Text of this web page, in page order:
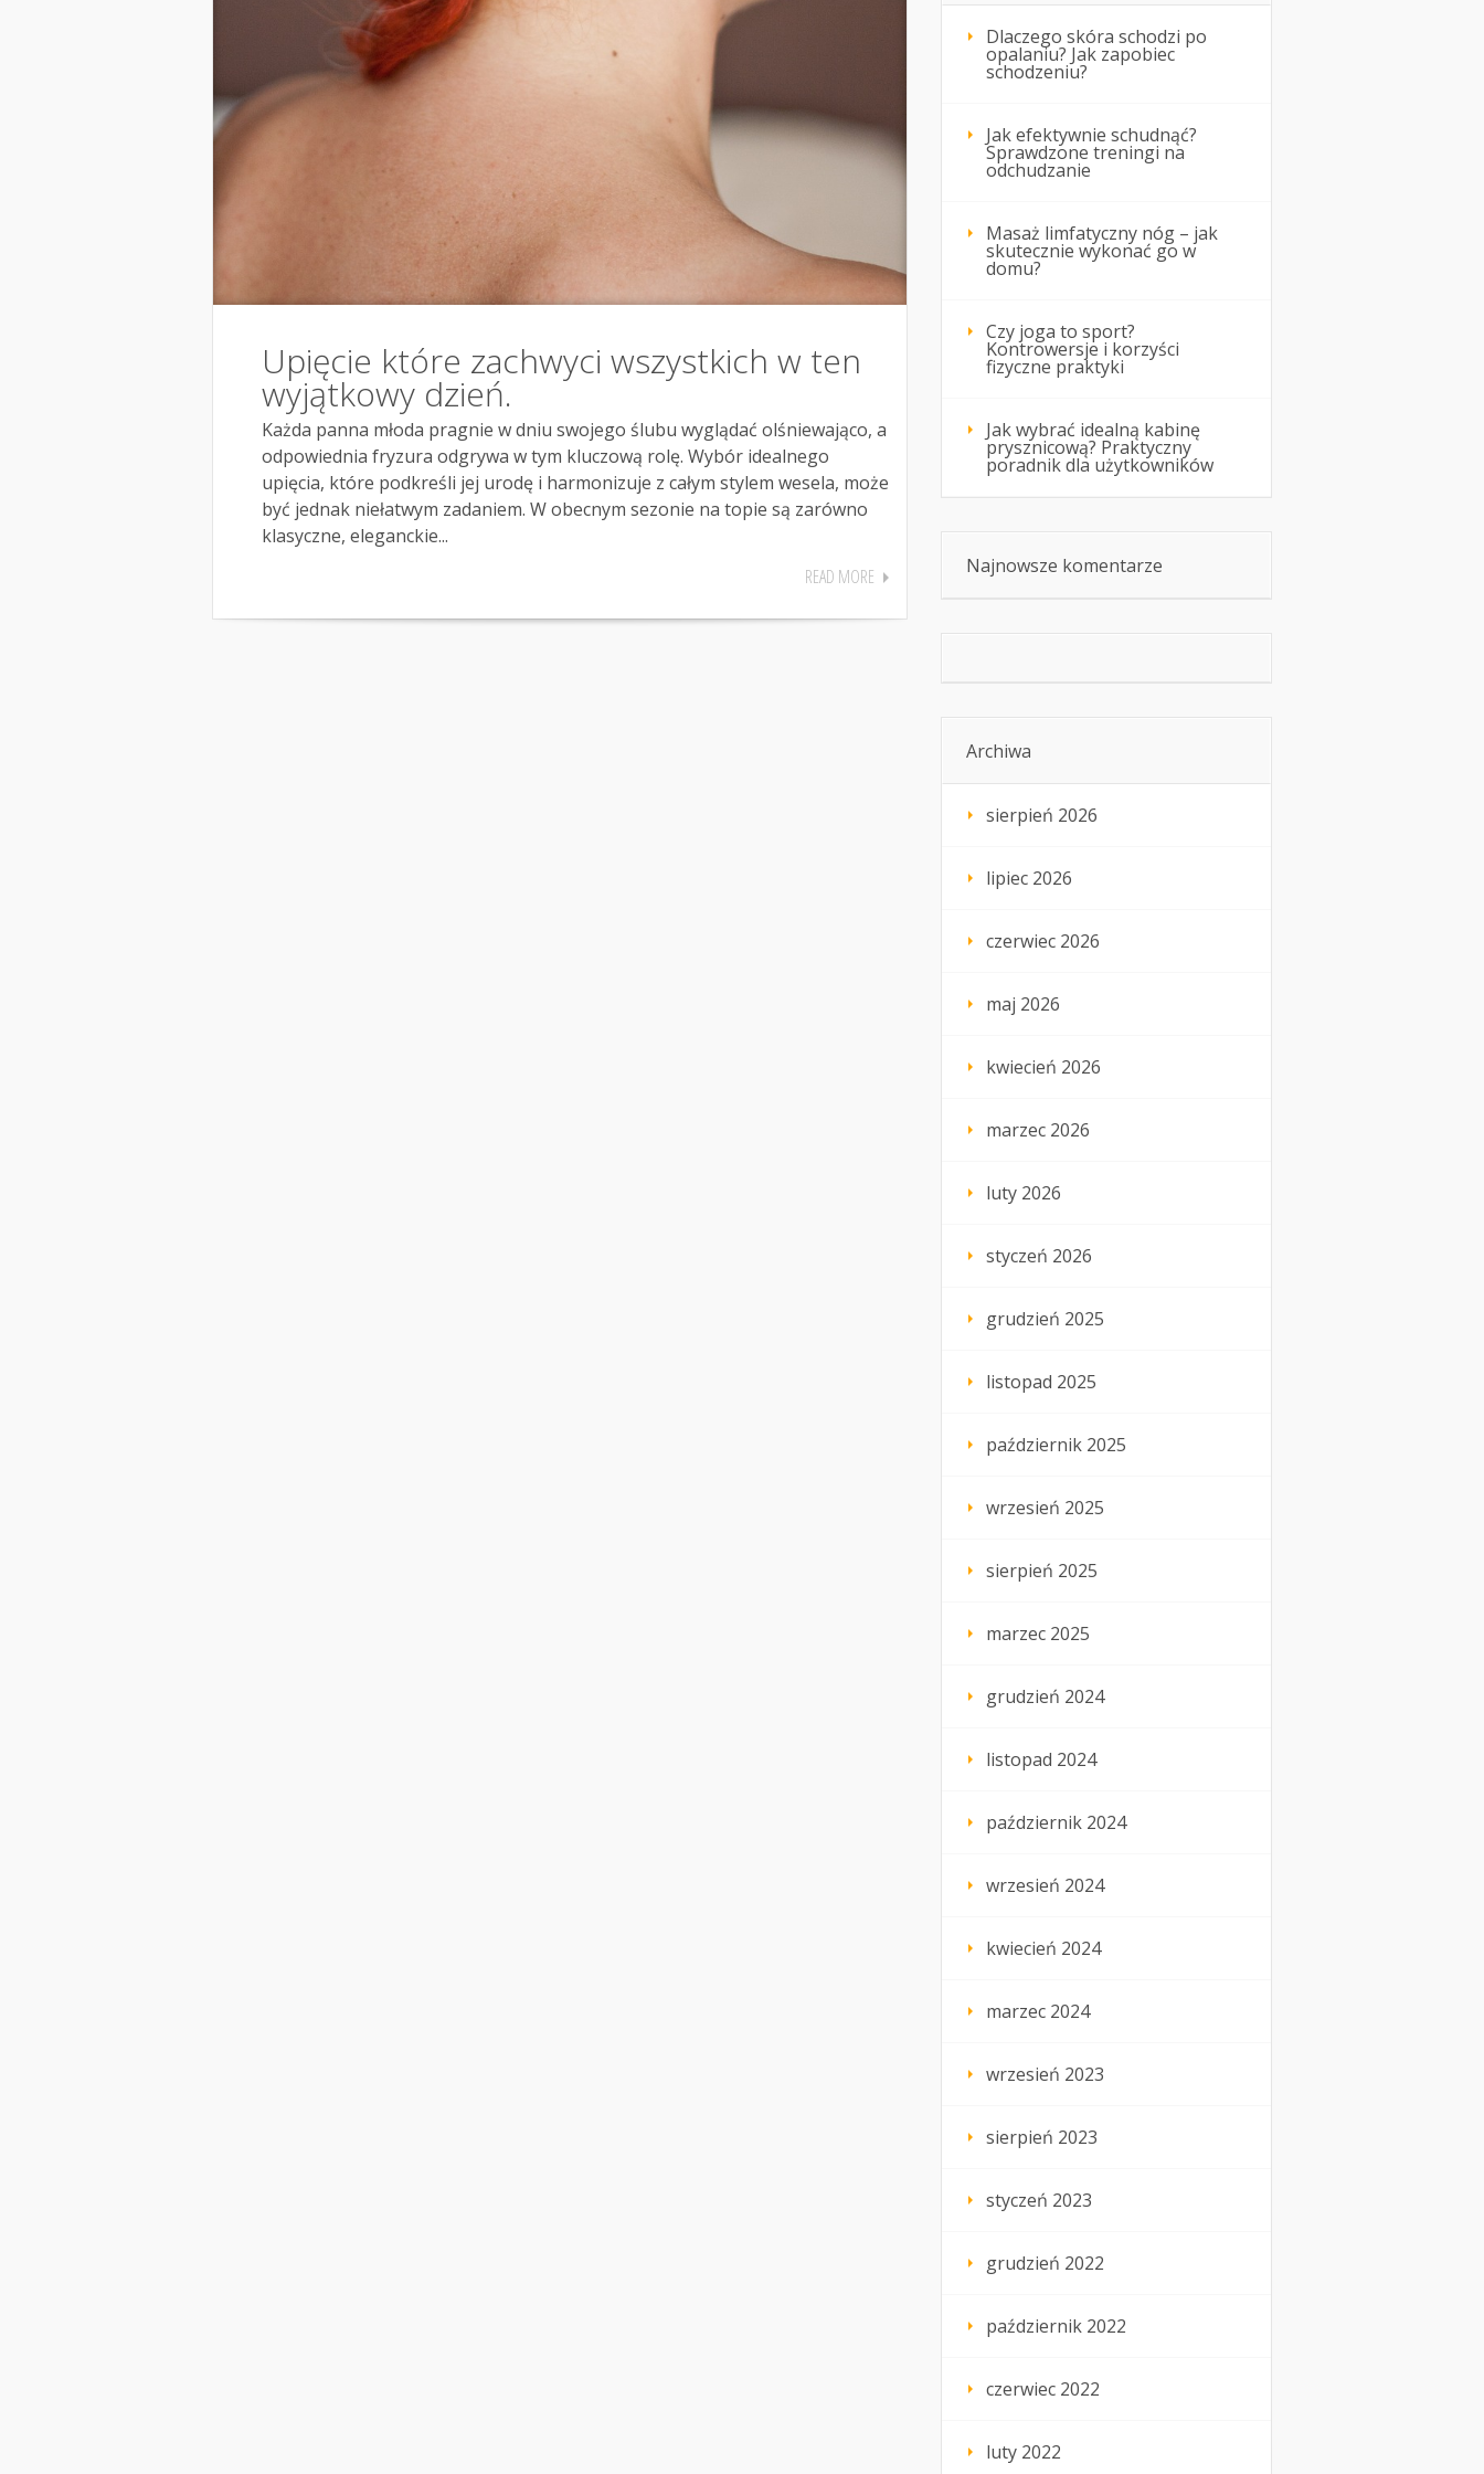
Upięcie które zachwyci wszystkich w ten
wyjątkowy dzień.
Każda panna młoda pragnie w dniu swojego ślubu wyglądać olśniewająco, a
odpowiednia fryzura odgrywa w tym kluczową rolę. Wybór idealnego
upięcia, które podkreśli jej urodę i harmonizuje z całym stylem wesela, może
być jednak niełatwym zadaniem. W obecnym sezonie na topie są zarówno
klasyczne, eleganckie...
READ MORE
Dlaczego skóra schodzi po
opalaniu? Jak zapobiec
schodzeniu?
Jak efektywnie schudnąć?
Sprawdzone treningi na
odchudzanie
Masaż limfatyczny nóg – jak
skutecznie wykonać go w
domu?
Czy joga to sport?
Kontrowersje i korzyści
fizyczne praktyki
Jak wybrać idealną kabinę
prysznicową? Praktyczny
poradnik dla użytkowników
Najnowsze komentarze
Archiwa
sierpień 2026
lipiec 2026
czerwiec 2026
maj 2026
kwiecień 2026
marzec 2026
luty 2026
styczeń 2026
grudzień 2025
listopad 2025
październik 2025
wrzesień 2025
sierpień 2025
marzec 2025
grudzień 2024
listopad 2024
październik 2024
wrzesień 2024
kwiecień 2024
marzec 2024
wrzesień 2023
sierpień 2023
styczeń 2023
grudzień 2022
październik 2022
czerwiec 2022
luty 2022